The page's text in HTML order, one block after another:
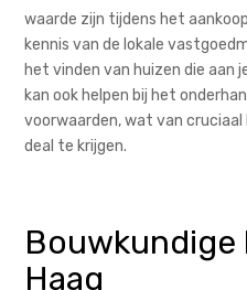
waarde zijn tijdens het
kennis van de lokale
het vinden van huizen die aan
kan ook helpen bij het
voorwaarden, wat van cruciaal
deal te krijgen.
Bouwkundige
Haag